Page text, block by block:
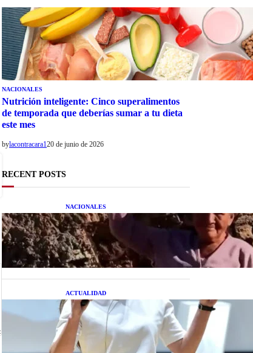
NACIONALES
Nutrición inteligente: Cinco superalimentos
de temporada que deberías sumar a tu dieta
este mes
bylacontracara120 de junio de 2026
RECENT POSTS
NACIONALES
Una mujer asegura haber
peleado con un extraterrestre
cuerpo a cuerpo
ACTUALIDAD
La startup creada por una
salteña que busca resolver el
estrés financiero en
Latinoamérica